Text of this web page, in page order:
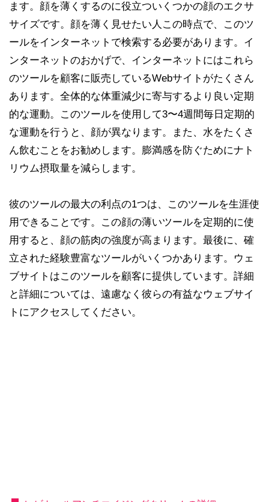
ます。顔を薄くするのに役立ついくつかの顔のエクサ
サイズです。顔を薄く見せたい人この時点で、このツ
ールをインターネットで検索する必要があります。イ
ンターネットのおかげで、インターネットにはこれら
のツールを顧客に販売しているWebサイトがたくさん
あります。全体的な体重減少に寄与するより良い定期
的な運動。このツールを使用して3〜4週間毎日定期的
な運動を行うと、顔が異なります。また、水をたくさ
ん飲むことをお勧めします。膨満感を防ぐためにナト
リウム摂取量を減らします。
彼のツールの最大の利点の1つは、このツールを生涯使
用できることです。この顔の薄いツールを定期的に使
用すると、顔の筋肉の強度が高まります。最後に、確
立された経験豊富なツールがいくつかあります。ウェ
ブサイトはこのツールを顧客に提供しています。詳細
と詳細については、遠慮なく彼らの有益なウェブサイ
トにアクセスしてください。